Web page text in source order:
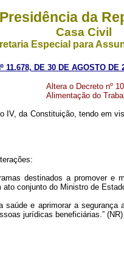
Presidência da
Casa Civil
Especial para
11.678, DE 30 DE AGOSTO DE
Altera o Decreto nº
Alimentação do
IV, da Constituição, tendo em
destinados a promover e
conjunto do Ministro de
saúde e aprimorar a
jurídicas beneficiárias.” (NR)